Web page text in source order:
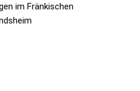
im Fränkischen